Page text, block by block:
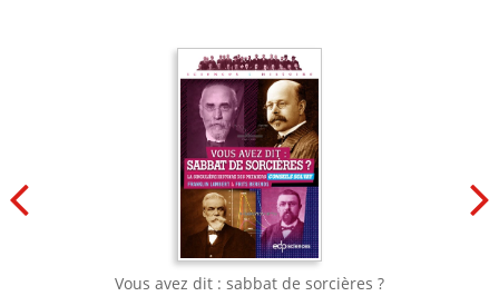
Vous avez dit : sabbat de sorcières ?